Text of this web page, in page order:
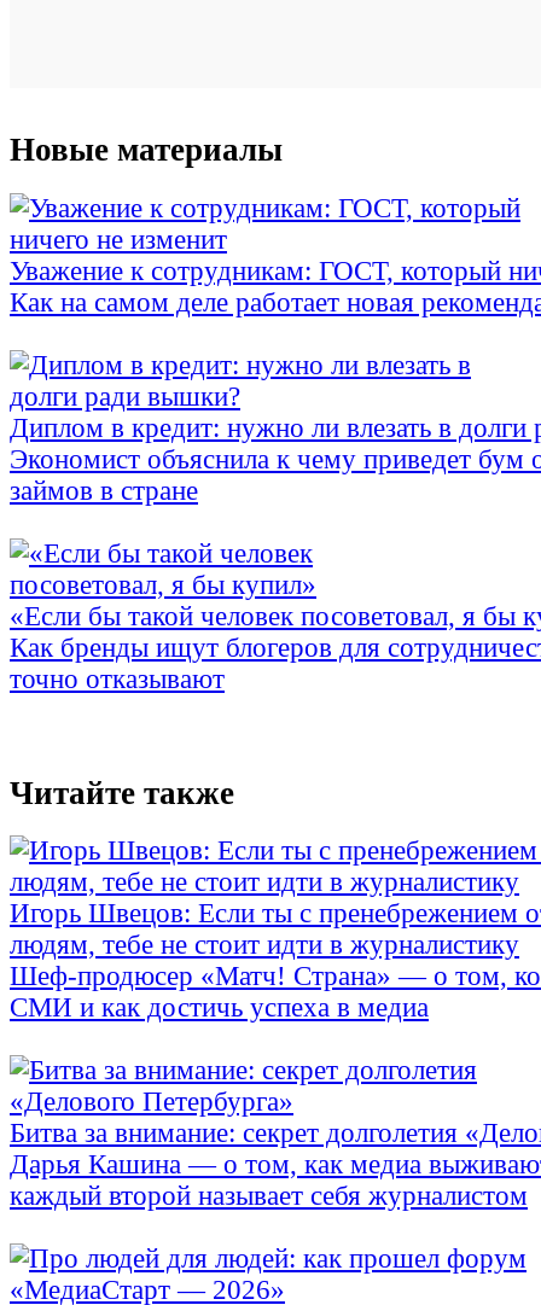
Новые материалы
Уважение к сотрудникам: ГОСТ, который
Как на самом деле работает новая
Диплом в кредит: нужно ли влезать в
Экономист объяснила к чему приведет бум
займов в стране
«Если бы такой человек посоветовал, я бы
Как бренды ищут блогеров для
точно отказывают
Читайте также
Игорь Швецов: Если ты с пренебрежением
людям, тебе не стоит идти в журналистику
Шеф-продюсер «Матч! Страна» — о том,
СМИ и как достичь успеха в медиа
Битва за внимание: секрет долголетия
Дарья Кашина — о том, как медиа
каждый второй называет себя журналистом